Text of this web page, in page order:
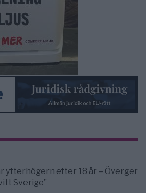
ytterhögern efter 18 år – Överger
Sverige”